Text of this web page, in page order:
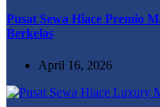
Pusat Sewa Hiace Premio
Berkelas
April 16, 2026